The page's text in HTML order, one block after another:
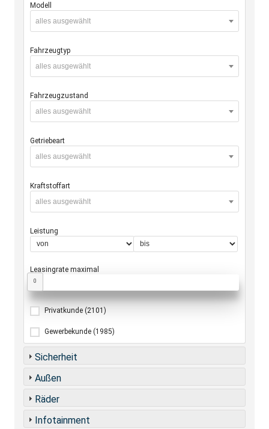
Modell
alles ausgewählt
Fahrzeugtyp
alles ausgewählt
Fahrzeugzustand
alles ausgewählt
Getriebeart
alles ausgewählt
Kraftstoffart
alles ausgewählt
Leistung
Leasingrate maximal
0
Privatkunde (2101)
Gewerbekunde (1985)
Sicherheit
Außen
Räder
Infotainment